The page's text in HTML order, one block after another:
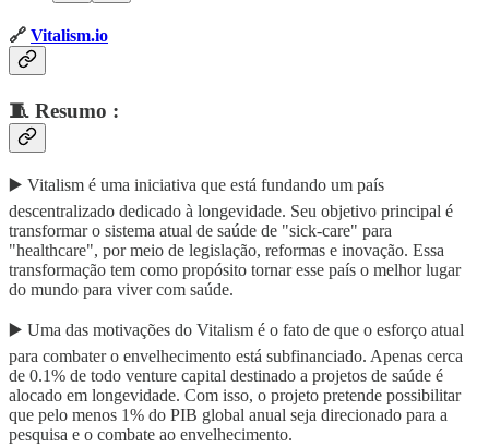
🔗 Vitalism.io
🧵 Resumo :
▶️ Vitalism é uma iniciativa que está fundando um país
descentralizado dedicado à longevidade. Seu objetivo principal é
transformar o sistema atual de saúde de "sick-care" para
"healthcare", por meio de legislação, reformas e inovação. Essa
transformação tem como propósito tornar esse país o melhor lugar
do mundo para viver com saúde.
▶️ Uma das motivações do Vitalism é o fato de que o esforço atual
para combater o envelhecimento está subfinanciado. Apenas cerca
de 0.1% de todo venture capital destinado a projetos de saúde é
alocado em longevidade. Com isso, o projeto pretende possibilitar
que pelo menos 1% do PIB global anual seja direcionado para a
pesquisa e o combate ao envelhecimento.